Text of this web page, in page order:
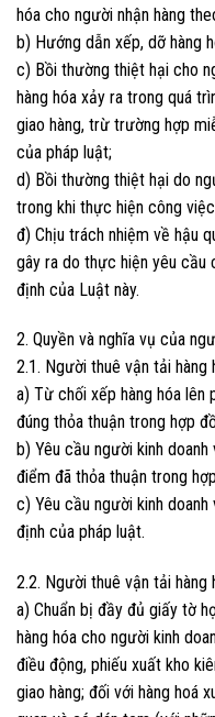
hóa cho người nhận hàng
b) Hướng dẫn xếp, dỡ hàng
c) Bồi thường thiệt hại cho
hàng hóa xảy ra trong quá
giao hàng, trừ trường hợp
của pháp luật;
d) Bồi thường thiệt hại do
trong khi thực hiện công
đ) Chịu trách nhiệm về hậu
gây ra do thực hiện yêu cầu
định của Luật này.
2. Quyền và nghĩa vụ của
2.1. Người thuê vận tải hàng
a) Từ chối xếp hàng hóa lên
đúng thỏa thuận trong hợp
b) Yêu cầu người kinh
điểm đã thỏa thuận trong
c) Yêu cầu người kinh
định của pháp luật.
2.2. Người thuê vận tải hàng
a) Chuẩn bị đầy đủ giấy tờ
hàng hóa cho người kinh
điều động, phiếu xuất kho
giao hàng; đối với hàng hoá